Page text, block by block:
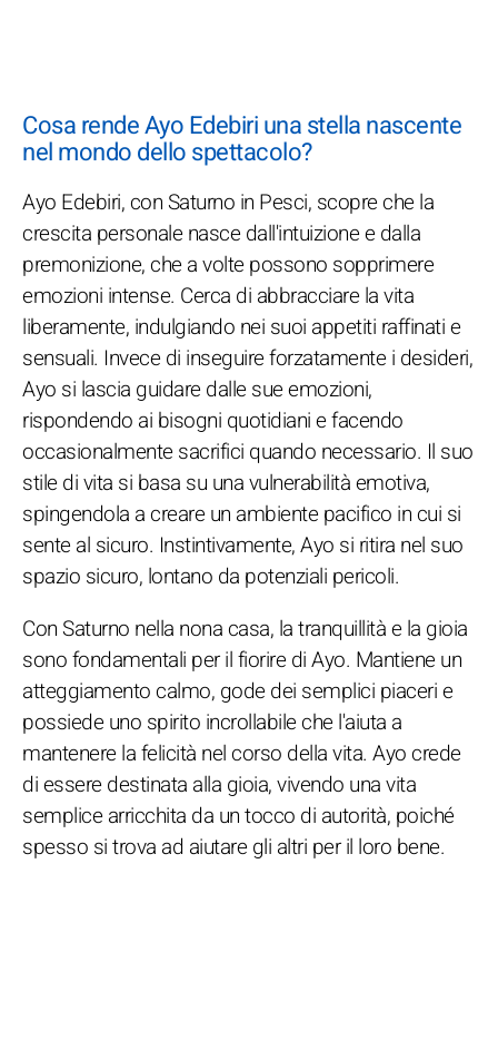
Cosa rende Ayo Edebiri una stella nascente
nel mondo dello spettacolo?
Ayo Edebiri, con Saturno in Pesci, scopre che la
crescita personale nasce dall'intuizione e dalla
premonizione, che a volte possono sopprimere
emozioni intense. Cerca di abbracciare la vita
liberamente, indulgiando nei suoi appetiti raffinati e
sensuali. Invece di inseguire forzatamente i desideri,
Ayo si lascia guidare dalle sue emozioni,
rispondendo ai bisogni quotidiani e facendo
occasionalmente sacrifici quando necessario. Il suo
stile di vita si basa su una vulnerabilità emotiva,
spingendola a creare un ambiente pacifico in cui si
sente al sicuro. Instintivamente, Ayo si ritira nel suo
spazio sicuro, lontano da potenziali pericoli.
Con Saturno nella nona casa, la tranquillità e la gioia
sono fondamentali per il fiorire di Ayo. Mantiene un
atteggiamento calmo, gode dei semplici piaceri e
possiede uno spirito incrollabile che l'aiuta a
mantenere la felicità nel corso della vita. Ayo crede
di essere destinata alla gioia, vivendo una vita
semplice arricchita da un tocco di autorità, poiché
spesso si trova ad aiutare gli altri per il loro bene.